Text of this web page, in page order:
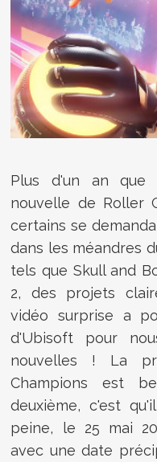
Plus d'un an que
nouvelle de Roller
certains se
dans les méandres
tels que Skull and
2, des projets
vidéo surprise a
d'Ubisoft pour
nouvelles ! La
Champions est
deuxième, c'est
peine, le 25 mai
avec une date